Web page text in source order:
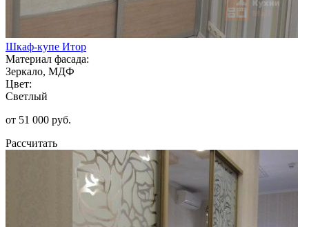
Шкаф-купе Итор
Материал фасада:
Зеркало, МДФ
Цвет:
Светлый
от 51 000 руб.
Рассчитать